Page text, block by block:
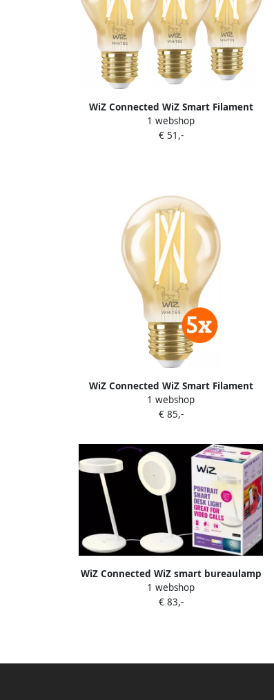
WiZ Connected WiZ Smart Filament
lamp Standaard Goud 3-pack Warm tot
Koelwit Licht E27
1 webshop
€ 51,-
WiZ Connected WiZ Smart Filament
lamp Standaard Goud 5-pack Warm tot
Koelwit Licht E27
1 webshop
€ 85,-
WiZ Connected WiZ smart bureaulamp
alle tinten wit licht
1 webshop
€ 83,-